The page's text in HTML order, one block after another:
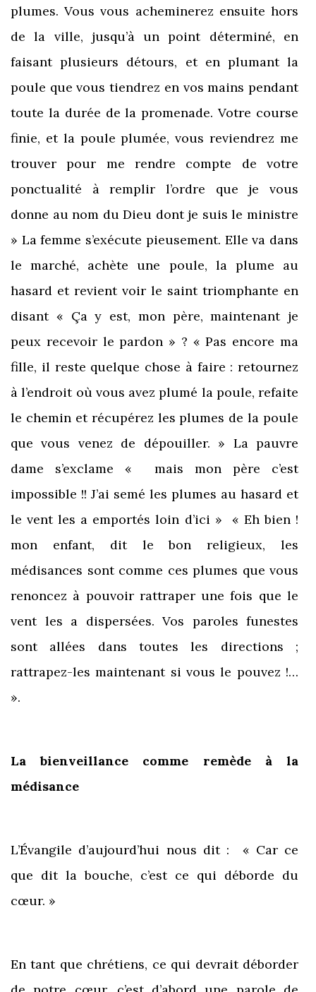
plumes. Vous vous acheminerez ensuite hors
de la ville, jusqu’à un point déterminé, en
faisant plusieurs détours, et en plumant la
poule que vous tiendrez en vos mains pendant
toute la durée de la promenade. Votre course
finie, et la poule plumée, vous reviendrez me
trouver pour me rendre compte de votre
ponctualité à remplir l’ordre que je vous
donne au nom du Dieu dont je suis le ministre
» La femme s’exécute pieusement. Elle va dans
le marché, achète une poule, la plume au
hasard et revient voir le saint triomphante en
disant « Ça y est, mon père, maintenant je
peux recevoir le pardon » ? « Pas encore ma
fille, il reste quelque chose à faire : retournez
à l’endroit où vous avez plumé la poule, refaite
le chemin et récupérez les plumes de la poule
que vous venez de dépouiller. » La pauvre
dame s’exclame « mais mon père c’est
impossible !! J’ai semé les plumes au hasard et
le vent les a emportés loin d’ici » « Eh bien !
mon enfant, dit le bon religieux, les
médisances sont comme ces plumes que vous
renoncez à pouvoir rattraper une fois que le
vent les a dispersées. Vos paroles funestes
sont allées dans toutes les directions ;
rattrapez-les maintenant si vous le pouvez !…
».
La bienveillance comme remède à la
médisance
L’Évangile d’aujourd’hui nous dit : « Car ce
que dit la bouche, c’est ce qui déborde du
cœur. »
En tant que chrétiens, ce qui devrait déborder